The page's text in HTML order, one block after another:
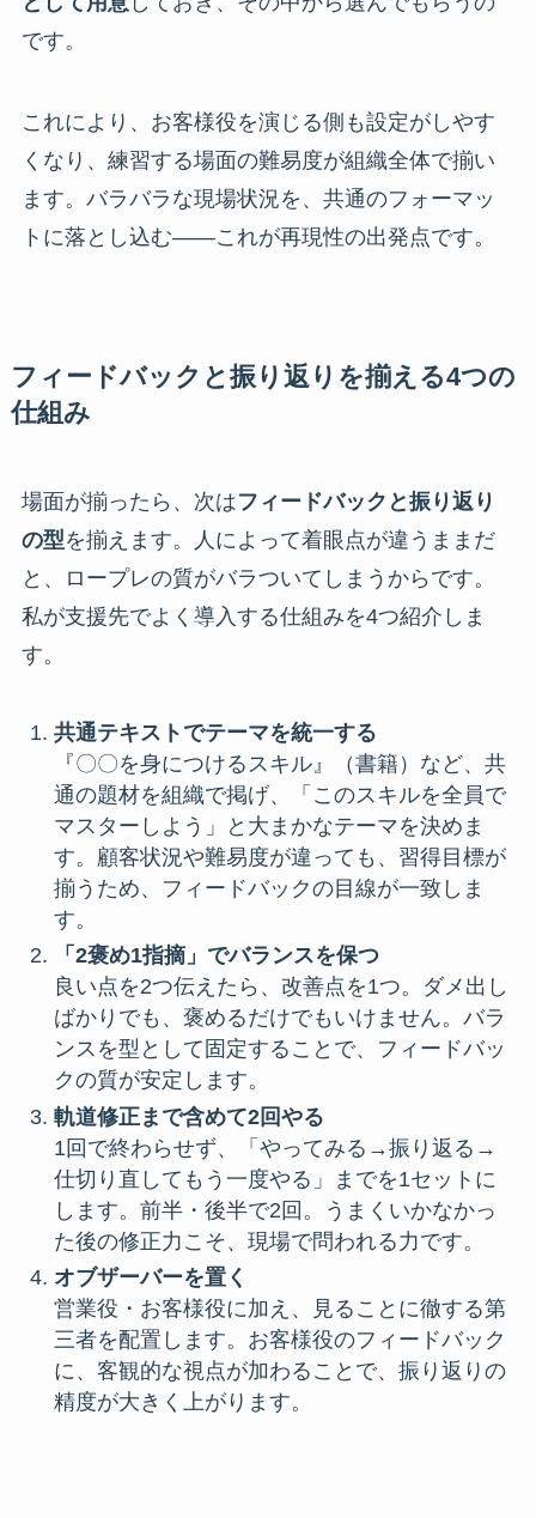
です。
これにより、お客様役を演じる側も設定がしやす
くなり、練習する場面の難易度が組織全体で揃い
ます。バラバラな現場状況を、共通のフォーマッ
トに落とし込む——これが再現性の出発点です。
フィードバックと振り返りを揃える4つの
仕組み
場面が揃ったら、次はフィードバックと振り返り
の型を揃えます。人によって着眼点が違うままだ
と、ロープレの質がバラついてしまうからです。
私が支援先でよく導入する仕組みを4つ紹介しま
す。
共通テキストでテーマを統一する
『〇〇を身につけるスキル』（書籍）など、共
通の題材を組織で掲げ、「このスキルを全員で
マスターしよう」と大まかなテーマを決めま
す。顧客状況や難易度が違っても、習得目標が
揃うため、フィードバックの目線が一致しま
す。
「2褒め1指摘」でバランスを保つ
良い点を2つ伝えたら、改善点を1つ。ダメ出し
ばかりでも、褒めるだけでもいけません。バラ
ンスを型として固定することで、フィードバッ
クの質が安定します。
軌道修正まで含めて2回やる
1回で終わらせず、「やってみる→振り返る→
仕切り直してもう一度やる」までを1セットに
します。前半・後半で2回。うまくいかなかっ
た後の修正力こそ、現場で問われる力です。
オブザーバーを置く
営業役・お客様役に加え、見ることに徹する第
三者を配置します。お客様役のフィードバック
に、客観的な視点が加わることで、振り返りの
精度が大きく上がります。